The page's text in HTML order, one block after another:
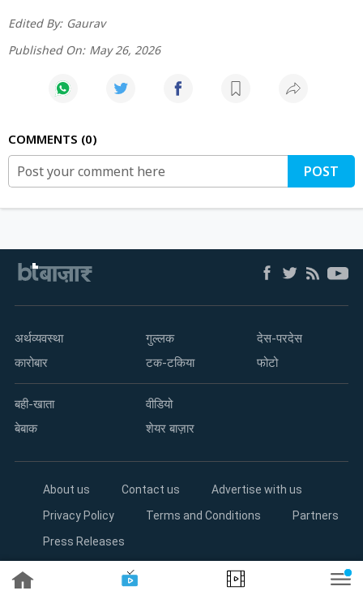
Edited By: Gaurav
Published On: May 26, 2026
COMMENTS 0
POST
अर्थव्यवस्था
कारोबार
गुल्लक
टक-टकिया
देस-परदेस
फोटो
बही-खाता
बेबाक
वीडियो
शेयर बाज़ार
About us Contact us
Advertise with us
Privacy Policy
Terms and Conditions
Partners
Press Releases
Copyright©2026 Living Media India Limited. For reprint rights: